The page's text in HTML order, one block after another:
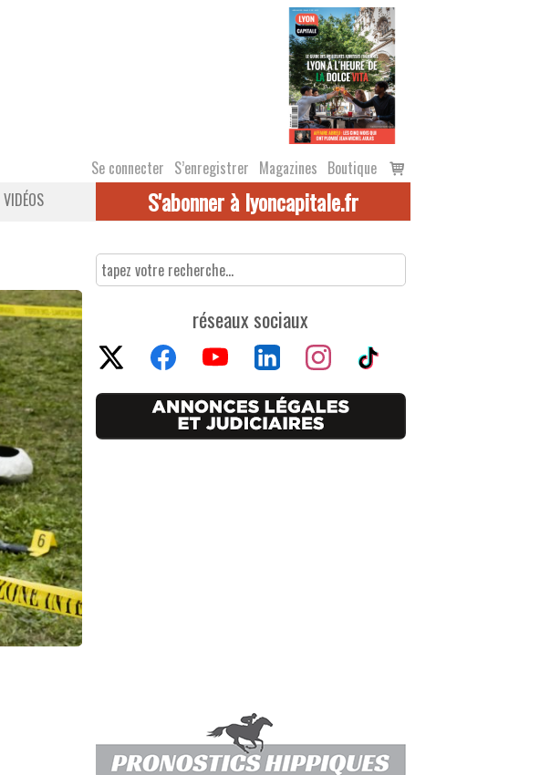
Se connecter S’enregistrer Magazines Boutique
Voir
le
VIDÉOS S'abonner à lyoncapitale.fr
réseaux sociaux